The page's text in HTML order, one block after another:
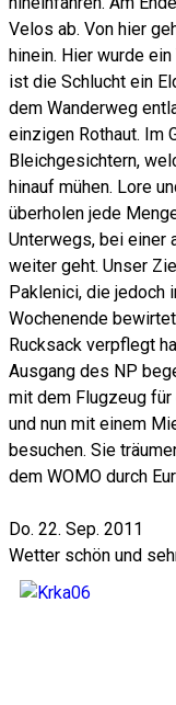
Velos ab. Von hier
hinein. Hier wurde
ist die Schlucht ein
dem Wanderweg
einzigen Rothaut. Im
Bleichgesichtern,
hinauf mühen. Lore
überholen jede
Unterwegs, bei einer
weiter geht. Unser
Paklenici, die jedoch
Wochenende
Rucksack verpflegt
Ausgang des NP
mit dem Flugzeug
und nun mit einem
besuchen. Sie
dem WOMO durch
Do. 22. Sep. 2011
Wetter schön und